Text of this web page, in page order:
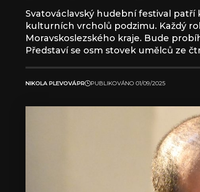
Svatováclavský hudební festival
kulturních vrcholů podzimu. Každý
Moravskoslezského kraje. Bude
Představí se osm stovek umělců ze
NIKOLA PLEVOVÁPR PUBLIKOVÁNO 01/09/2025